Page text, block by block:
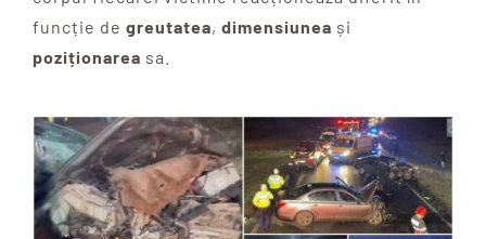
funcție de greutatea, dimensiunea și
poziționarea sa.